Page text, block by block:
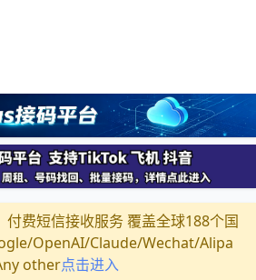
费短信接收服务 覆盖全球188个国
OpenAI/Claude/Wechat/Alipa
other点击进入